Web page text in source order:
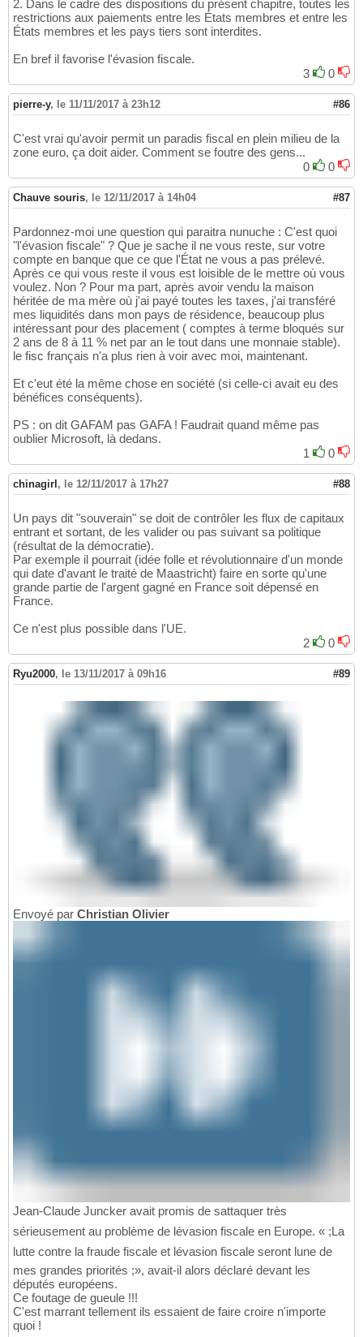
2. Dans le cadre des dispositions du présent chapitre, toutes les
restrictions aux paiements entre les États membres et entre les
États membres et les pays tiers sont interdites.
En bref il favorise l'évasion fiscale.
3
0
pierre-y, le 11/11/2017 à 23h12 #86
C'est vrai qu'avoir permit un paradis fiscal en plein milieu de la
zone euro, ça doit aider. Comment se foutre des gens...
0
0
Chauve souris, le 12/11/2017 à 14h04 #87
Pardonnez-moi une question qui paraitra nunuche : C'est quoi
"l'évasion fiscale" ? Que je sache il ne vous reste, sur votre
compte en banque que ce que l'État ne vous a pas prélevé.
Après ce qui vous reste il vous est loisible de le mettre où vous
voulez. Non ? Pour ma part, après avoir vendu la maison
héritée de ma mère où j'ai payé toutes les taxes, j'ai transféré
mes liquidités dans mon pays de résidence, beaucoup plus
intéressant pour des placement ( comptes à terme bloqués sur
2 ans de 8 à 11 % net par an le tout dans une monnaie stable).
le fisc français n'a plus rien à voir avec moi, maintenant.
Et c'eut été la même chose en société (si celle-ci avait eu des
bénéfices conséquents).
PS : on dit GAFAM pas GAFA ! Faudrait quand même pas
oublier Microsoft, là dedans.
1
0
chinagirl , le 12/11/2017 à 17h27 #88
Un pays dit "souverain" se doit de contrôler les flux de capitaux
entrant et sortant, de les valider ou pas suivant sa politique
(résultat de la démocratie).
Par exemple il pourrait (idée folle et révolutionnaire d'un monde
qui date d'avant le traité de Maastricht) faire en sorte qu'une
grande partie de l'argent gagné en France soit dépensé en
France.
Ce n'est plus possible dans l'UE.
2
0
Ryu2000, le 13/11/2017 à 09h16 #89
Envoyé par Christian Olivier
Jean-Claude Juncker avait promis de sattaquer très
sérieusement au problème de lévasion fiscale en Europe. « ;La
lutte contre la fraude fiscale et lévasion fiscale seront lune de
mes grandes priorités ;», avait-il alors déclaré devant les
députés européens.
Ce foutage de gueule !!!
C'est marrant tellement ils essaient de faire croire n'importe
quoi !